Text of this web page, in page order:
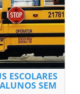
ESCOLARES
SEM